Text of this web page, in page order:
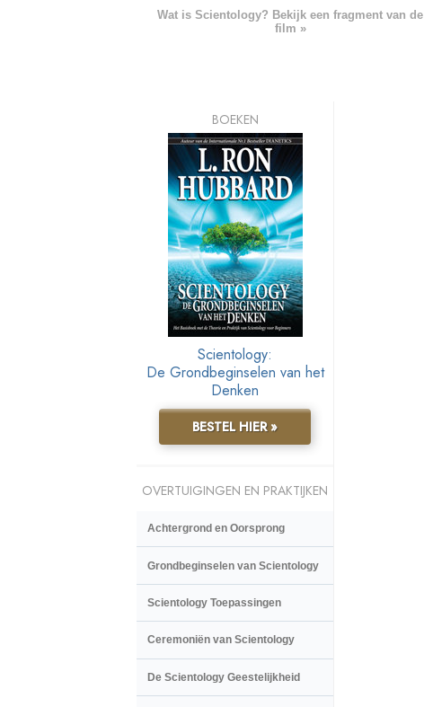
Wat is Scientology? Bekijk een fragment van de
film »
BOEKEN
Scientology:
De Grondbeginselen van het
Denken
BESTEL HIER »
OVERTUIGINGEN EN PRAKTIJKEN
Achtergrond en Oorsprong
Grondbeginselen van Scientology
Scientology Toepassingen
Ceremoniën van Scientology
De Scientology Geestelijkheid